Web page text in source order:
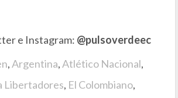
e Instagram: @pulsoverdeec
,Argentina,Atlético Nacional,
Libertadores, El Colombiano,